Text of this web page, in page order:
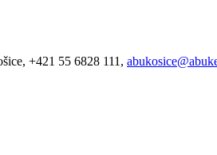
+421 55 6828 111,